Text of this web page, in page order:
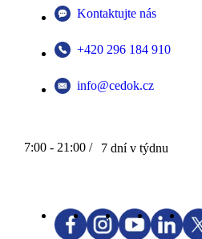
Kontaktujte nás
+420 296 184 910
info@cedok.cz
7:00 - 21:00 / 7 dní v týdnu